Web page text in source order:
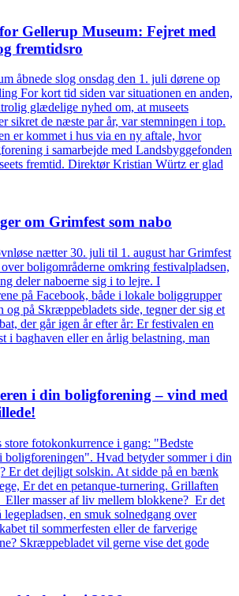
Gellerup Museum: Fejret med
fremtidsro
åbnede slog onsdag den 1. juli dørene op
For kort tid siden var situationen en anden,
glædelige nyhed om, at museets
sikret de næste par år, var stemningen i top.
er kommet i hus via en ny aftale, hvor
i samarbejde med Landsbyggefonden
fremtid. Direktør Kristian Würtz er glad
om Grimfest som nabo
nætter 30. juli til 1. august har Grimfest
boligområderne omkring festivalpladsen,
deler naboerne sig i to lejre. I
på Facebook, både i lokale boliggrupper
og på Skræppebladets side, tegner der sig et
der går igen år efter år: Er festivalen en
i baghaven eller en årlig belastning, man
i din bolig­forening – vind med
store fotokonkurrence i gang: "Bedste
boligforeningen". Hvad betyder sommer i din
Er det dejligt solskin. At sidde på en bænk
Er det en petanque-turnering. Grillaften
Eller masser af liv mellem blokkene? Er det
legepladsen, en smuk solnedgang over
til sommerfesten eller de farverige
Skræppebladet vil gerne vise det gode